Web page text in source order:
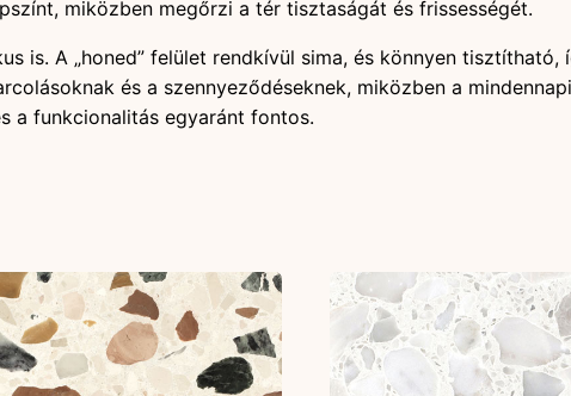
miközben megőrzi a tér tisztaságát és frissességét.
is. A „honed” felület rendkívül sima, és könnyen
és a szennyeződéseknek, miközben a
a funkcionalitás egyaránt fontos.